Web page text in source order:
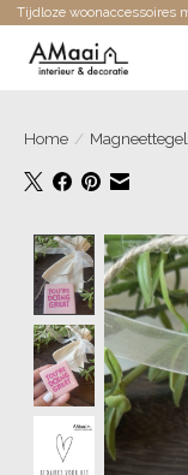
Tijdloze woonaccessoires
Home /
Product